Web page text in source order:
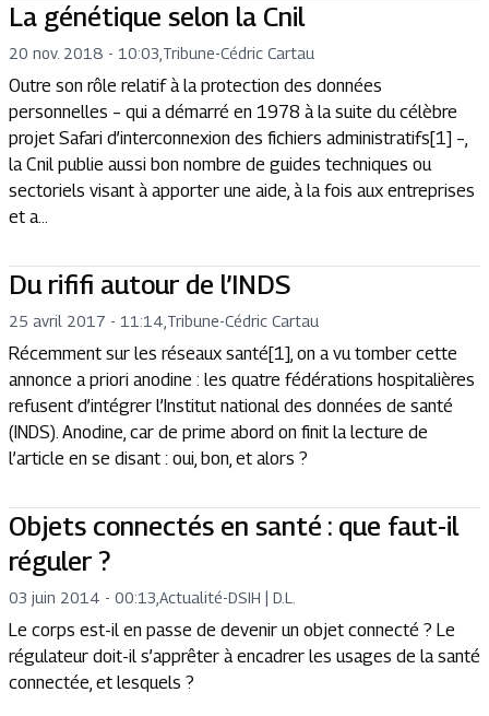
La génétique selon la Cnil
20 nov. 2018 - 10:03 Tribune-Cédric Cartau
Outre son rôle relatif à la protection des données
personnelles – qui a démarré en 1978 à la suite du célèbre
projet Safari d’interconnexion des fichiers administratifs[1] –,
la Cnil publie aussi bon nombre de guides techniques ou
sectoriels visant à apporter une aide, à la fois aux entreprises
et a...
Du rififi autour de l’INDS
25 avril 2017 - 11:14 Tribune-Cédric Cartau
Récemment sur les réseaux santé[1], on a vu tomber cette
annonce a priori anodine : les quatre fédérations hospitalières
refusent d’intégrer l’Institut national des données de santé
(INDS). Anodine, car de prime abord on finit la lecture de
l’article en se disant : oui, bon, et alors ?
Objets connectés en santé : que faut-il
réguler ?
03 juin 2014 - 00:13 Actualité-DSIH | D.L.
Le corps est-il en passe de devenir un objet connecté ? Le
régulateur doit-il s’apprêter à encadrer les usages de la santé
connectée, et lesquels ?